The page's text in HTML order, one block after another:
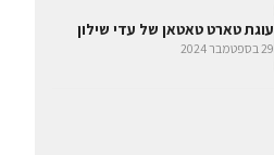
עוגת טארט טאטאן של עדי שילון
29 בספטמבר 2024